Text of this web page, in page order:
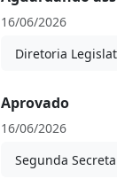
16/06/2026
Diretoria
Aprovado
16/06/2026
Segunda